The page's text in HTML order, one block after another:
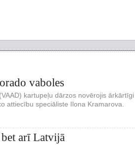
vaboles
kartupeļu dārzos novērojis
attiecību speciāliste Ilona Kramarova.
arī Latvijā